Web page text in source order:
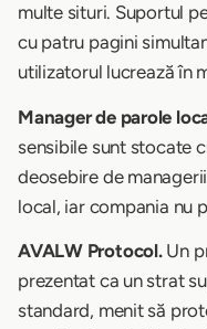
multe situri. Suportul
cu patru pagini
utilizatorul lucrează în
Manager de parole
sensibile sunt stocate
deosebire de
local, iar compania nu
AVALW Protocol.Un
prezentat ca un strat
standard, menit să